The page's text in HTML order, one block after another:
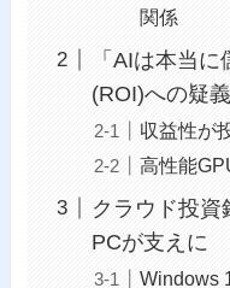
関係
「AIは本当
(ROI)への疑義
収益性が
高性能
クラウド投資
PCが支えに
Windows